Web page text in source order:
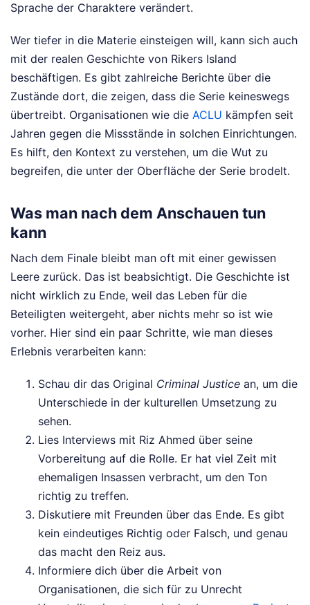
Sprache der Charaktere verändert.
Wer tiefer in die Materie einsteigen will, kann sich auch
mit der realen Geschichte von Rikers Island
beschäftigen. Es gibt zahlreiche Berichte über die
Zustände dort, die zeigen, dass die Serie keineswegs
übertreibt. Organisationen wie die ACLU kämpfen seit
Jahren gegen die Missstände in solchen Einrichtungen.
Es hilft, den Kontext zu verstehen, um die Wut zu
begreifen, die unter der Oberfläche der Serie brodelt.
Was man nach dem Anschauen tun
kann
Nach dem Finale bleibt man oft mit einer gewissen
Leere zurück. Das ist beabsichtigt. Die Geschichte ist
nicht wirklich zu Ende, weil das Leben für die
Beteiligten weitergeht, aber nichts mehr so ist wie
vorher. Hier sind ein paar Schritte, wie man dieses
Erlebnis verarbeiten kann:
Schau dir das Original Criminal Justice an, um die
Unterschiede in der kulturellen Umsetzung zu
sehen.
Lies Interviews mit Riz Ahmed über seine
Vorbereitung auf die Rolle. Er hat viel Zeit mit
ehemaligen Insassen verbracht, um den Ton
richtig zu treffen.
Diskutiere mit Freunden über das Ende. Es gibt
kein eindeutiges Richtig oder Falsch, und genau
das macht den Reiz aus.
Informiere dich über die Arbeit von
Organisationen, die sich für zu Unrecht